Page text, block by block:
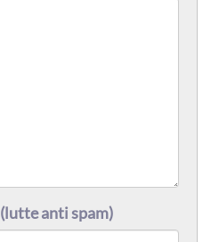
(lutte anti spam)